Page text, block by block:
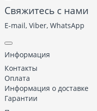
Свяжитесь с нами
E-mail, Viber, WhatsApp
Информация
Контакты
Оплата
Информация о доставке
Гарантии